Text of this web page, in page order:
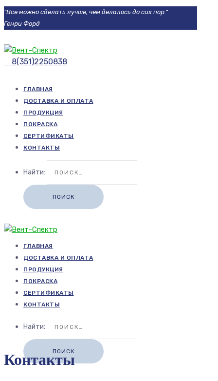
“Всё можно сделать лучше, чем делалось до сих пор.“
Генри Форд
8(351)2250838
ГЛАВНАЯ
ДОСТАВКА И ОПЛАТА
ПРОДУКЦИЯ
ПОКРАСКА
СЕРТИФИКАТЫ
КОНТАКТЫ
Найти:
ГЛАВНАЯ
ДОСТАВКА И ОПЛАТА
ПРОДУКЦИЯ
ПОКРАСКА
СЕРТИФИКАТЫ
КОНТАКТЫ
Найти:
Контакты